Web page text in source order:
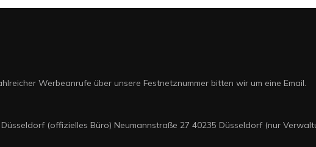
Werbeanrufe über unsere Festnetznummer bitten wir um eine Email.
(offizielles Büro) Neumannstraße 27 40235 Düsseldorf (nur